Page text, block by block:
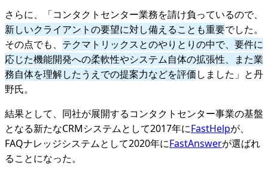
さらに、「コンタクトセンター業務を請け負っているので、
新しいクライアントの要望に対し備えることも重要でした。
その点でも、 テクマトリックスとのやりとりの中で、要件に
応じた機能開発への柔軟性やシステム自体の拡張性、また業
務自体を理解したうえでの提案力などを評価しました」と丹
野氏。
結果として、同社が展開するコンタクトセンター事業の基盤
となる新たなCRMシステムとして2017年にFastHelpが、
FAQナレッジシステムとして2020年にFastAnswerが選ばれ
ることになった。